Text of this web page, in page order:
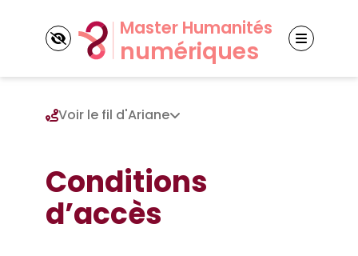
Découvrir la mention
Nos cinq parcours
Voir le fil d'Ariane
Conditions
d’accès